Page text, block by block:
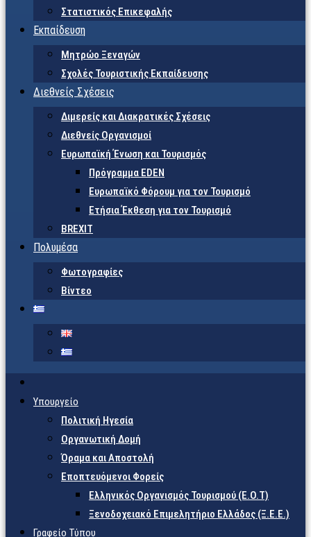
Στατιστικός Επικεφαλής
Εκπαίδευση
Μητρώο Ξεναγών
Σχολές Τουριστικής Εκπαίδευσης
Διεθνείς Σχέσεις
Διμερείς και Διακρατικές Σχέσεις
Διεθνείς Οργανισμοί
Ευρωπαϊκή Ένωση και Τουρισμός
Πρόγραμμα EDEN
Ευρωπαϊκό Φόρουμ για τον Τουρισμό
Ετήσια Έκθεση για τον Τουρισμό
BREXIT
Πολυμέσα
Φωτογραφίες
Βίντεο
Υπουργείο
Πολιτική Ηγεσία
Οργανωτική Δομή
Όραμα και Αποστολή
Εποπτευόμενοι Φορείς
Eλληνικός Οργανισμός Τουρισμού (Ε.Ο.Τ)
Ξενοδοχειακό Επιμελητήριο Ελλάδος (Ξ.Ε.Ε.)
Γραφείο Τύπου